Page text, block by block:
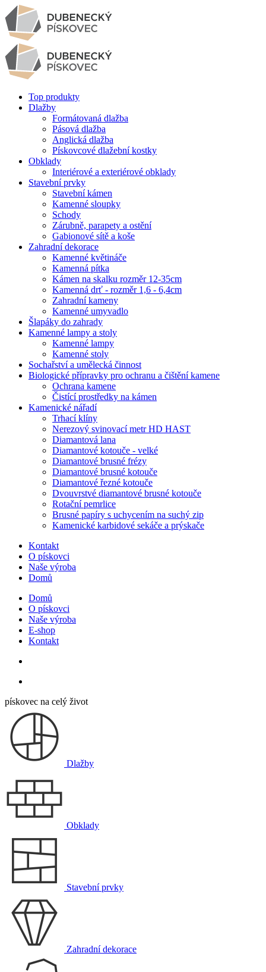
Top produkty
Dlažby
Formátovaná dlažba
Pásová dlažba
Anglická dlažba
Pískovcové dlažební kostky
Obklady
Interiérové a exteriérové obklady
Stavební prvky
Stavební kámen
Kamenné sloupky
Schody
Zárubně, parapety a ostění
Gabionové sítě a koše
Zahradní dekorace
Kamenné květináče
Kamenná pítka
Kámen na skalku rozměr 12-35cm
Kamenná drť - rozměr 1,6 - 6,4cm
Zahradní kameny
Kamenné umyvadlo
Šlapáky do zahrady
Kamenné lampy a stoly
Kamenné lampy
Kamenné stoly
Sochařství a umělecká činnost
Biologické přípravky pro ochranu a čištění kamene
Ochrana kamene
Čistící prostředky na kámen
Kamenické nářadí
Trhací klíny
Nerezový svinovací metr HD HAST
Diamantová lana
Diamantové kotouče - velké
Diamantové brusné frézy
Diamantové brusné kotouče
Diamantové řezné kotouče
Dvouvrstvé diamantové brusné kotouče
Rotační pemrlice
Brusné papíry s uchycením na suchý zip
Kamenické karbidové sekáče a prýskače
Kontakt
O pískovci
Naše výroba
Domů
Domů
O pískovci
Naše výroba
E-shop
Kontakt
pískovec na celý život
Dlažby
Obklady
Stavební prvky
Zahradní dekorace